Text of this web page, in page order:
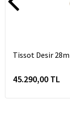
Tissot Desir
45.290,00 TL